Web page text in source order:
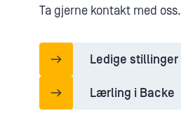
Ta gjerne kontakt med oss.
Ledige stillinger
Lærling i Backe